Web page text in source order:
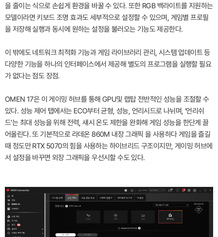
을 줄이는 식으로 손쉽게 환경을 바꿀 수 있다. 또한 RGB 백라이트를 지원하는
모델이라면 키보드 조명 효과도 세부적으로 설정할 수 있으며, 게임별 프로필
을 저장해 실행과 동시에 원하는 설정을 불러오는 기능도 제공한다.
이 밖에도 네트워크 최적화 기능과 게임 라이브러리 관리, 시스템 업데이트 등
다양한 기능을 하나의 인터페이스에서 제공해 별도의 프로그램을 실행할 필요
가 없다는 점도 장점.
OMEN 17은 이 게이밍 허브를 통해 GPU및 랩탑 전반적인 성능을 조절할 수
있다. 성능 제어 탭에서는 ECO부터 균형, 성능, 언리시드로 나뉘며, '언리쉬
드'는 최대 성능을 위해 전력, 섀시 온도 제한을 완화해 게임 성능을 한단계 끌
어올린다. 또 기본적으로 라데온 860M 내장 그래픽 을 사용하다 게임을 즐길
때 정도만 RTX 5070의 힘을 사용하는 하이브리드 구조이지만, 게이밍 허브에
서 설정을 바꾸면 외장 그래픽을 우선시할 수도 있다.